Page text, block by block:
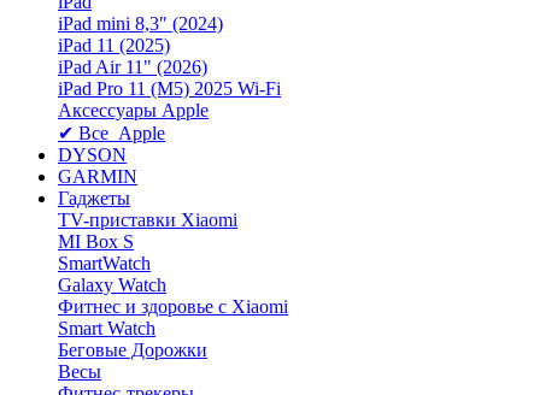
iPad mini 8,3″ (2024)
iPad 11 (2025)
iPad Air 11" (2026)
iPad Pro 11 (M5) 2025 Wi-Fi
Аксессуары Apple
✔ Все Apple
DYSON
GARMIN
Гаджеты
TV-приставки Xiaomi
MI Box S
SmartWatch
Galaxy Watch
Фитнес и здоровье с Xiaomi
Smart Watch
Беговые Дорожки
Весы